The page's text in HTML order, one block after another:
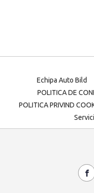
Echipa Auto Bild
POLITICA DE
POLITICA PRIVIND